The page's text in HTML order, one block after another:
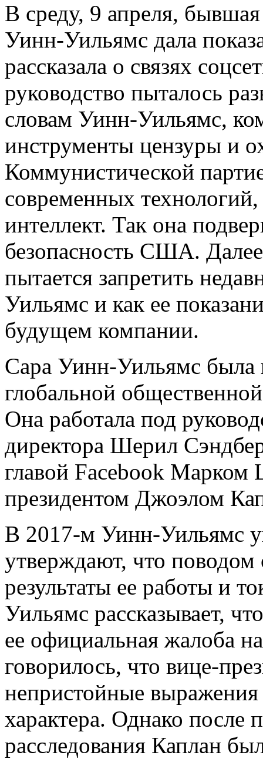
В среду, 9 апреля,
Уинн-Уильямс дала
рассказала о связях
руководство пыталось
словам Уинн-Уильямс,
инструменты цензуры и
Коммунистической
современных
интеллект. Так она
безопасность США.
пытается запретить
Уильямс и как ее
будущем компании.
Сара Уинн-Уильямс была
глобальной
Она работала под
директора Шерил
главой Facebook Марком
президентом Джоэлом
В 2017-м Уинн-Уильямс
утверждают, что поводом
результаты ее работы и
Уильямс рассказывает,
ее официальная жалоба
говорилось, что вице-
непристойные выражения
характера. Однако после
расследования Каплан